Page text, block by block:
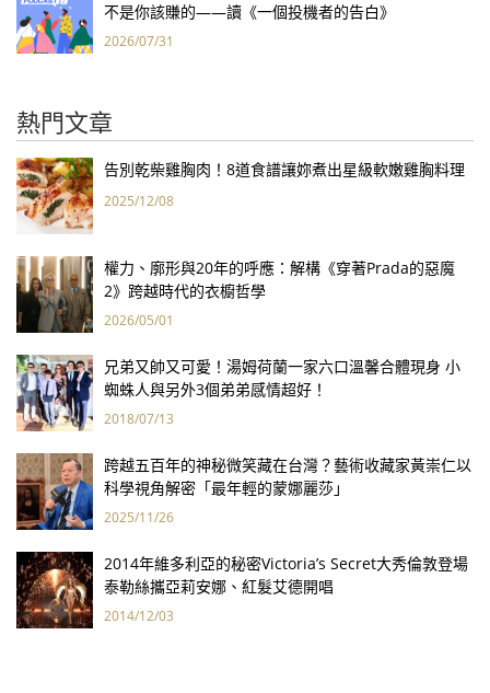
不是你該賺的——讀《一個投機者的告白》
2026/07/31
熱門文章
告別乾柴雞胸肉！8道食譜讓妳煮出星級軟嫩雞胸料理
2025/12/08
權力、廓形與20年的呼應：解構《穿著Prada的惡魔
2》跨越時代的衣櫥哲學
2026/05/01
兄弟又帥又可愛！湯姆荷蘭一家六口溫馨合體現身 小
蜘蛛人與另外3個弟弟感情超好！
2018/07/13
跨越五百年的神秘微笑藏在台灣？藝術收藏家黃崇仁以
科學視角解密「最年輕的蒙娜麗莎」
2025/11/26
2014年維多利亞的秘密Victoria’s Secret大秀倫敦登場
泰勒絲攜亞莉安娜、紅髮艾德開唱
2014/12/03